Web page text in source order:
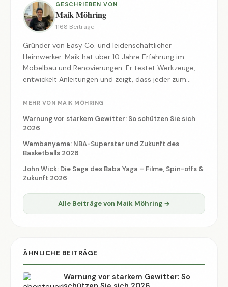
GESCHRIEBEN VON
Maik Möhring
1168 Beiträge
Gründer von Easy Co. und leidenschaftlicher
Heimwerker. Maik hat über 10 Jahre Erfahrung im
Möbelbau und Renovierungen. Er testet Werkzeuge,
entwickelt Anleitungen und zeigt, dass jeder zum
MEHR VON MAIK MÖHRING
Warnung vor starkem Gewitter: So schützen Sie sich
2026
Wembanyama: NBA-Superstar und Zukunft des
Basketballs 2026
John Wick: Die Saga des Baba Yaga – Filme, Spin-offs &
Zukunft 2026
Alle Beiträge von Maik Möhring →
ÄHNLICHE BEITRÄGE
Warnung vor starkem Gewitter: So